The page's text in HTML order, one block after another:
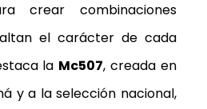
crear combinaciones
el carácter de cada
la Mc507, creada en
y a la selección nacional,